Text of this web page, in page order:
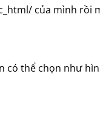
của mình rồi
có thể chọn như